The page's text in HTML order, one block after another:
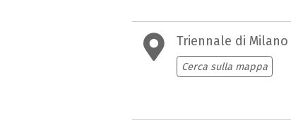
Triennale di Milano
Cerca sulla mappa